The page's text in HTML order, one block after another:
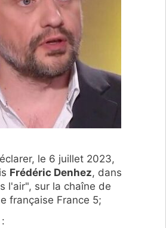
le 6 juillet 2023,
Frédéric Denhez, dans
l'air", sur la chaîne de
française France 5;